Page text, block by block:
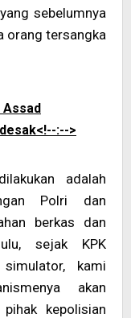
sebelumnya
orang tersangka
Assad
:-->
adalah
Polri dan
berkas dan
sejak KPK
kami
akan
kepolisian